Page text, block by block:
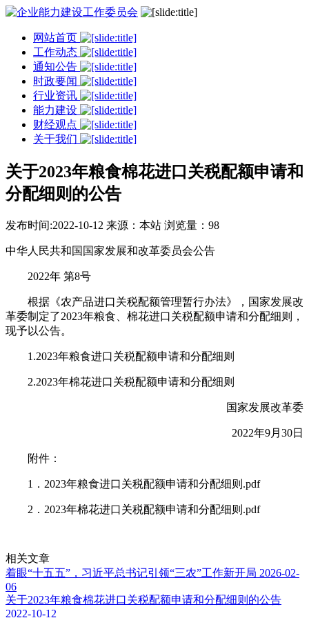
网站首页
工作动态
通知公告
时政要闻
行业资讯
能力建设
财经观点
关于我们
关于2023年粮食棉花进口关税配额申请和
分配细则的公告
发布时间:2022-10-12 来源：本站 浏览量：98
中华人民共和国国家发展和改革委员会公告
2022年 第8号
根据《农产品进口关税配额管理暂行办法》，国家发展改
革委制定了2023年粮食、棉花进口关税配额申请和分配细则，
现予以公告。
1.2023年粮食进口关税配额申请和分配细则
2.2023年棉花进口关税配额申请和分配细则
国家发展改革委
2022年9月30日
附件：
1．2023年粮食进口关税配额申请和分配细则.pdf
2．2023年棉花进口关税配额申请和分配细则.pdf
相关文章
着眼“十五五”，习近平总书记引领“三农”工作新开局 2026-02-
06
关于2023年粮食棉花进口关税配额申请和分配细则的公告
2022-10-12